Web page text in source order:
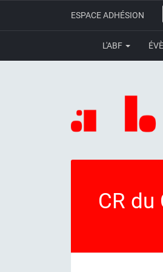
ESPACE ADHÉSION
L'ABF
CR